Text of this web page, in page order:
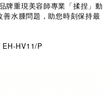
重現美容師專業「揉捏」動
水腫問題，助您時刻保持最
EH-HV11/P